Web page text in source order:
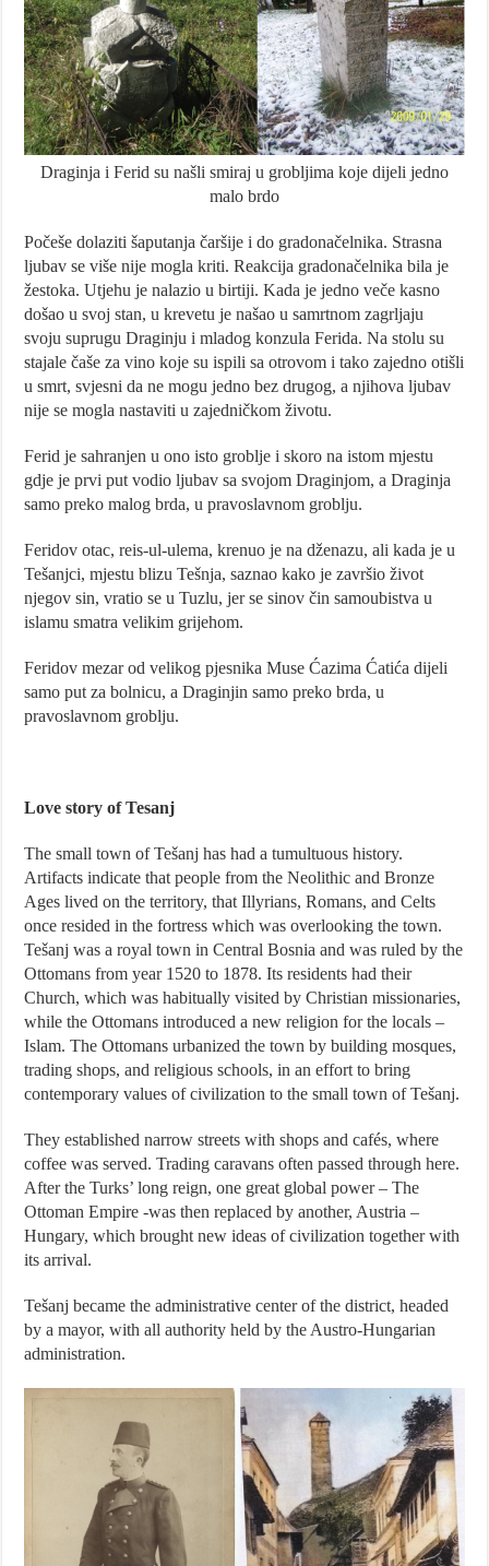
Draginja i Ferid su našli smiraj u grobljima koje dijeli jedno
malo brdo
Počeše dolaziti šaputanja čaršije i do gradonačelnika. Strasna
ljubav se više nije mogla kriti. Reakcija gradonačelnika bila je
žestoka. Utjehu je nalazio u birtiji. Kada je jedno veče kasno
došao u svoj stan, u krevetu je našao u samrtnom zagrljaju
svoju suprugu Draginju i mladog konzula Ferida. Na stolu su
stajale čaše za vino koje su ispili sa otrovom i tako zajedno otišli
u smrt, svjesni da ne mogu jedno bez drugog, a njihova ljubav
nije se mogla nastaviti u zajedničkom životu.
Ferid je sahranjen u ono isto groblje i skoro na istom mjestu
gdje je prvi put vodio ljubav sa svojom Draginjom, a Draginja
samo preko malog brda, u pravoslavnom groblju.
Feridov otac, reis-ul-ulema, krenuo je na dženazu, ali kada je u
Tešanjci, mjestu blizu Tešnja, saznao kako je završio život
njegov sin, vratio se u Tuzlu, jer se sinov čin samoubistva u
islamu smatra velikim grijehom.
Feridov mezar od velikog pjesnika Muse Ćazima Ćatića dijeli
samo put za bolnicu, a Draginjin samo preko brda, u
pravoslavnom groblju.
Love story of Tesanj
The small town of Tešanj has had a tumultuous history.
Artifacts indicate that people from the Neolithic and Bronze
Ages lived on the territory, that Illyrians, Romans, and Celts
once resided in the fortress which was overlooking the town.
Tešanj was a royal town in Central Bosnia and was ruled by the
Ottomans from year 1520 to 1878. Its residents had their
Church, which was habitually visited by Christian missionaries,
while the Ottomans introduced a new religion for the locals –
Islam. The Ottomans urbanized the town by building mosques,
trading shops, and religious schools, in an effort to bring
contemporary values of civilization to the small town of Tešanj.
They established narrow streets with shops and cafés, where
coffee was served. Trading caravans often passed through here.
After the Turks’ long reign, one great global power – The
Ottoman Empire -was then replaced by another, Austria –
Hungary, which brought new ideas of civilization together with
its arrival.
Tešanj became the administrative center of the district, headed
by a mayor, with all authority held by the Austro-Hungarian
administration.